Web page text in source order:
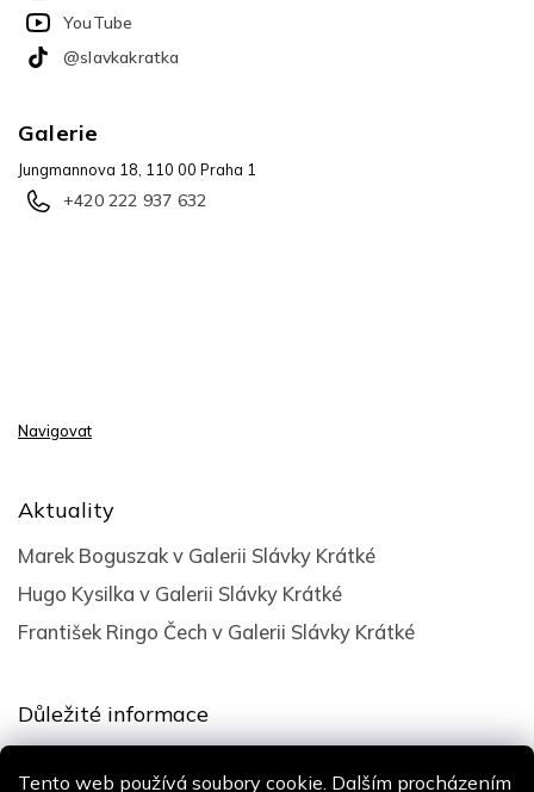
Tento web používá soubory cookie. Dalším procházením
YouTube
@slavkakratka
Galerie
Jungmannova 18, 110 00 Praha 1
+420 222 937 632
Navigovat
Aktuality
Marek Boguszak v Galerii Slávky Krátké
Hugo Kysilka v Galerii Slávky Krátké
František Ringo Čech v Galerii Slávky Krátké
Důležité informace